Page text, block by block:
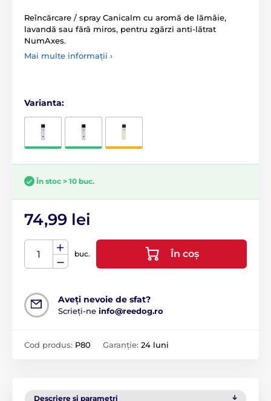
Reîncărcare / spray Canicalm cu aromă de lămâie,
lavandă sau fără miros, pentru zgărzi anti-lătrat
NumAxes.
Mai multe informații ›
Varianta:
În stoc > 10 buc.
74,99 lei
buc. În coș
Aveți nevoie de sfat?
Scrieți-ne info@reedog.ro
Cod produs: P80 Garanție: 24 luni
Descriere și parametri